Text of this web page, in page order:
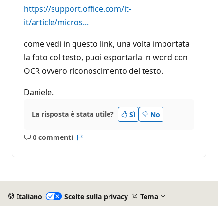
https://support.office.com/it-
it/article/micros...
come vedi in questo link, una volta importata
la foto col testo, puoi esportarla in word con
OCR ovvero riconoscimento del testo.
Daniele.
La risposta è stata utile? Sì No
0 commenti
Nessun
Italiano Scelte sulla privacy Tema